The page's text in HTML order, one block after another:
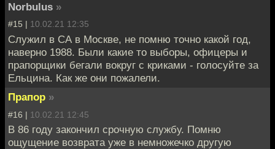
Norbulus »
#15 | 10.02.21 12:35
Служил в СА в Москве, не помню точно какой год,
наверно 1988. Были какие то выборы, офицеры и
прапорщики бегали вокруг с криками - голосуйте за
Ельцина. Как же они пожалели.
Прапор »
#16 | 10.02.21 12:45
В 86 году закончил срочную службу. Помню
ощущение возврата уже в немножечко другую